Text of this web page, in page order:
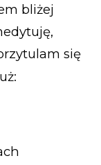
bliżej
się